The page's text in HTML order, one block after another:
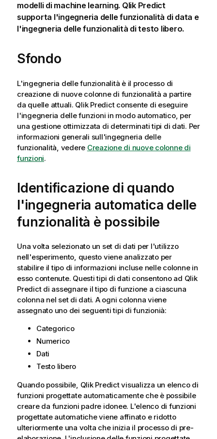
modelli di machine learning. Qlik Predict
supporta l'ingegneria delle funzionalità di data e
l'ingegneria delle funzionalità di testo libero.
Sfondo
L'ingegneria delle funzionalità è il processo di
creazione di nuove colonne di funzionalità a partire
da quelle attuali. Qlik Predictconsente di eseguire
l'ingegneria delle funzioni in modo automatico, per
una gestione ottimizzata di determinati tipi di dati. Per
informazioni generali sull'ingegneria delle
funzionalità, vedere Creazione di nuove colonne di
funzioni.
Identificazione di quando
l'ingegneria automatica delle
funzionalità è possibile
Una volta selezionato un set di dati per l'utilizzo
nell'esperimento, questo viene analizzato per
stabilire il tipo di informazioni incluse nelle colonne in
esso contenute. Questi tipi di dati consentono ad Qlik
Predictdi assegnare il tipo di funzione a ciascuna
colonna nel set di dati. A ogni colonna viene
assegnato uno dei seguenti tipi di funzionià:
Categorico
Numerico
Dati
Testo libero
Quando possibile, Qlik Predictvisualizza un elenco di
funzioni progettate automaticamente che è possibile
creare da funzioni padre idonee. L'elenco di funzioni
progettate automatiche viene affinato e ridotto
ulteriormente una volta che inizia il processo di pre-